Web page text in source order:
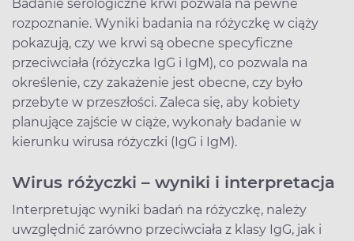
Badanie serologiczne krwi pozwala na pewne
rozpoznanie. Wyniki badania na różyczkę w ciąży
pokazują, czy we krwi są obecne specyficzne
przeciwciała (różyczka IgG i IgM), co pozwala na
określenie, czy zakażenie jest obecne, czy było
przebyte w przeszłości. Zaleca się, aby kobiety
planujące zajście w ciąże, wykonały badanie w
kierunku wirusa różyczki (IgG i IgM).
Wirus różyczki – wyniki i interpretacja
Interpretując wyniki badań na różyczkę, należy
uwzględnić zarówno przeciwciała z klasy IgG, jak i